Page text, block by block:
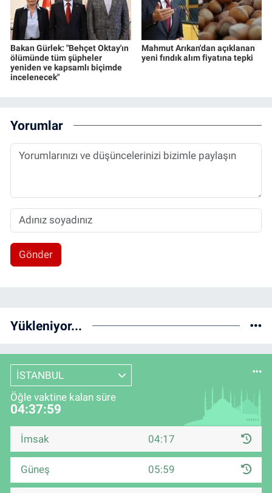
Bakan Gürlek: "Behçet Oktay'ın
ölümünde tüm şüpheler
yeniden ve kapsamlı biçimde
incelenecek"
Mahmut Arıkan'dan açıklanan
yeni fındık alım fiyatına tepki
Yorumlar
Gönder
Yükleniyor...
İSTANBUL
Öğle vaktine kalan süre
04:37:59
İmsak 04:17
Güneş 05:59